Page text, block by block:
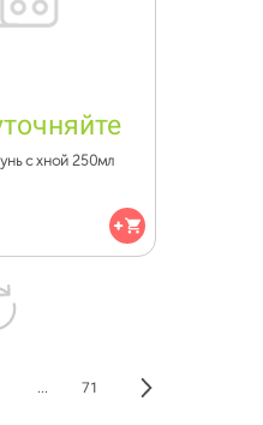
с хной 250мл
... 71